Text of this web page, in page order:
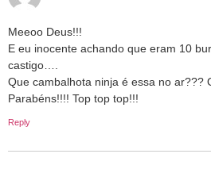
Meeoo Deus!!!
E eu inocente achando que eram 10
castigo….
Que cambalhota ninja é essa no ar???
Parabéns!!!! Top top top!!!
Reply